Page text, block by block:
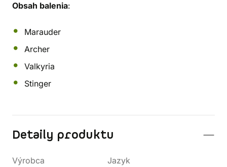
Obsah balenia:
Marauder
Archer
Valkyria
Stinger
Detaily produktu
Výrobca
Jazyk